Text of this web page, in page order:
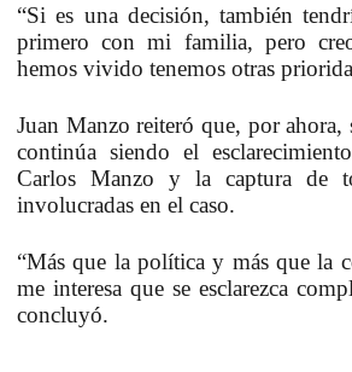
“Si es una decisión, también
primero con mi familia, pero
hemos vivido tenemos otras
Juan Manzo reiteró que, por ahora,
continúa siendo el
Carlos Manzo y la captura de
involucradas en el caso.
“Más que la política y más que la
me interesa que se esclarezca
concluyó.